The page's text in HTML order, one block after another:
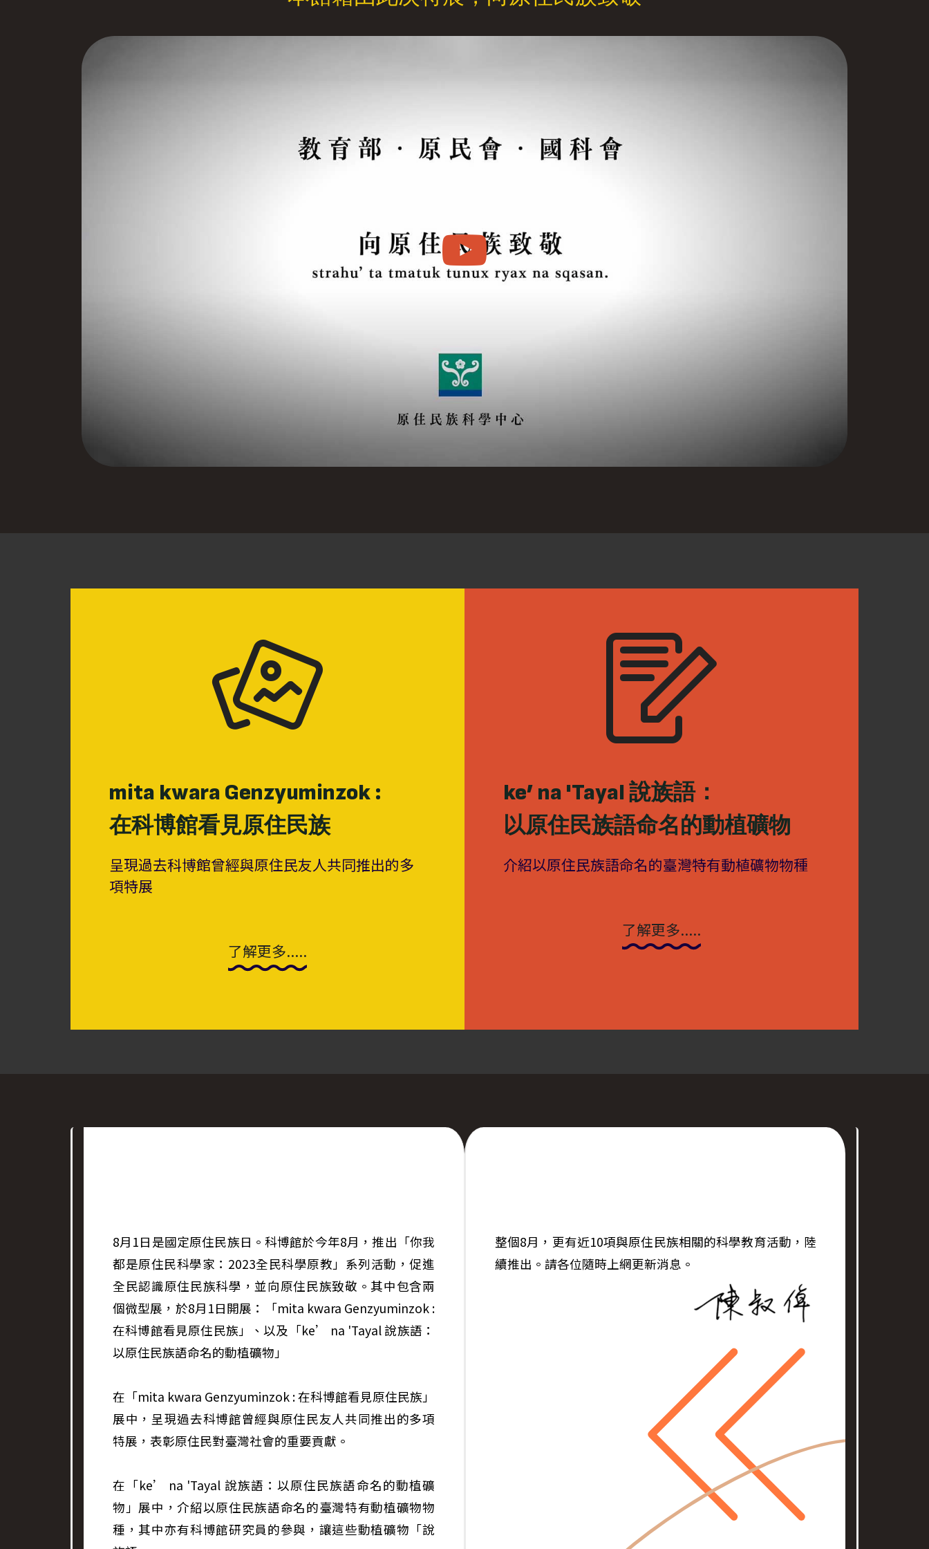
mita kwara Genzyuminzok :
在科博館看見原住民族
呈現過去科博館曾經與原住民友人共同推出的多
項特展
了解更多.....
ke’ na 'Tayal 說族語：
以原住民族語命名的動植礦物
介紹以原住民族語命名的臺灣特有動植礦物物種
了解更多.....
8月1日是國定原住民族日。科博館於今年8月，推出「你我
都是原住民科學家：2023全民科學原教」系列活動，促進
全民認識原住民族科學，並向原住民族致敬。其中包含兩
個微型展，於8月1日開展：「mita kwara Genzyuminzok :
在科博館看見原住民族」、以及「ke’ na 'Tayal 說族語：
以原住民族語命名的動植礦物」
在「mita kwara Genzyuminzok : 在科博館看見原住民族」
展中，呈現過去科博館曾經與原住民友人共同推出的多項
特展，表彰原住民對臺灣社會的重要貢獻。
在「ke’ na 'Tayal 說族語：以原住民族語命名的動植礦
物」展中，介紹以原住民族語命名的臺灣特有動植礦物物
種，其中亦有科博館研究員的參與，讓這些動植礦物「說
整個8月，更有近10項與原住民族相關的科學教育活動，陸
續推出。請各位隨時上網更新消息。